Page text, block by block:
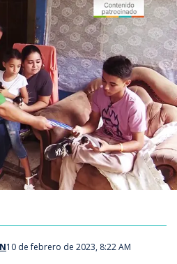
10 de febrero de 2023, 8:22 AM